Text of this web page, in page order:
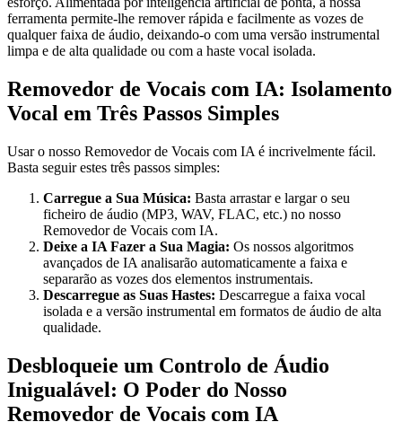
ferramenta permite-lhe remover rápida e facilmente as vozes de
qualquer faixa de áudio, deixando-o com uma versão instrumental
limpa e de alta qualidade ou com a haste vocal isolada.
Removedor de Vocais com IA: Isolamento
Vocal em Três Passos Simples
Usar o nosso Removedor de Vocais com IA é incrivelmente fácil.
Basta seguir estes três passos simples:
Carregue a Sua Música: Basta arrastar e largar o seu
ficheiro de áudio (MP3, WAV, FLAC, etc.) no nosso
Removedor de Vocais com IA.
Deixe a IA Fazer a Sua Magia: Os nossos algoritmos
avançados de IA analisarão automaticamente a faixa e
separarão as vozes dos elementos instrumentais.
Descarregue as Suas Hastes: Descarregue a faixa vocal
isolada e a versão instrumental em formatos de áudio de alta
qualidade.
Desbloqueie um Controlo de Áudio
Inigualável: O Poder do Nosso
Removedor de Vocais com IA